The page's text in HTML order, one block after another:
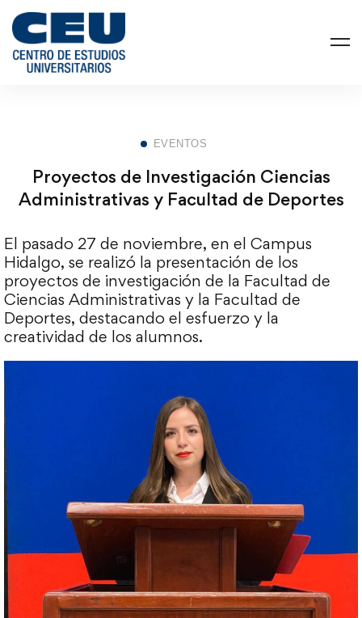
EVENTOS
Proyectos de Investigación Ciencias
Administrativas y Facultad de Deportes
El pasado 27 de noviembre, en el Campus
Hidalgo, se realizó la presentación de los
proyectos de investigación de la Facultad de
Ciencias Administrativas y la Facultad de
Deportes, destacando el esfuerzo y la
creatividad de los alumnos.